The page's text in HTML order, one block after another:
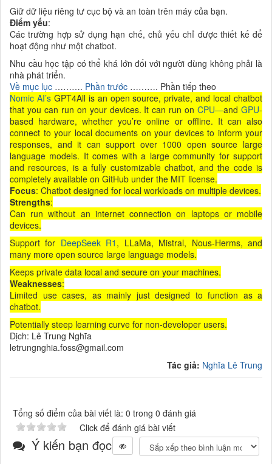
Giữ dữ liệu riêng tư cục bộ và an toàn trên máy của bạn.
Điểm yếu:
Các trường hợp sử dụng hạn chế, chủ yếu chỉ được thiết kế để
hoạt động như một chatbot.
Nhu cầu học tập có thể khá lớn đối với người dùng không phải là
nhà phát triển.
Về mục lục ………. Phần trước ………. Phần tiếp theo
Nomic AI’sGPT4All is an open source, private, and local chatbot
that you can run on your devices. It can run onCPU—andGPU-
based hardware, whether you’re online or offline. It can also
connect to your local documents on your devices to inform your
responses, and it can support over 1000 open source large
language models. It comes with a large community for support
and resources, is a fully customizable chatbot, and the code is
completely available on GitHub under the MIT license.
Focus: Chatbot designed for local workloads on multiple devices.
Strengths:
Can run without an internet connection on laptops or mobile
devices.
Support for DeepSeek R1 , LLaMa, Mistral, Nous-Herms, and
many more open source large language models.
Keeps private data local and secure on your machines.
Weaknesses:
Limited use cases, as mainly just designed to function as a
chatbot.
Potentially steep learning curve for non-developer users.
Dịch: Lê Trung Nghĩa
letrungnghia.foss@gmail.com
Tác giả: Nghĩa Lê Trung
Tổng số điểm của bài viết là: 0 trong 0 đánh giá
Click để đánh giá bài viết
Ý kiến bạn đọc